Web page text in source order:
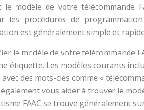
modèle de votre télécommande
les procédures de
est généralement simple et
le modèle de votre télécommande
étiquette. Les modèles courants
des mots-clés comme «
vous aider à trouver le
FAAC se trouve généralement